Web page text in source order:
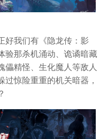
好我们有《隐龙传：影
验那杀机涌动、诡谲暗藏
儡精怪、生化魔人等敌人
过惊险重重的机关暗器，